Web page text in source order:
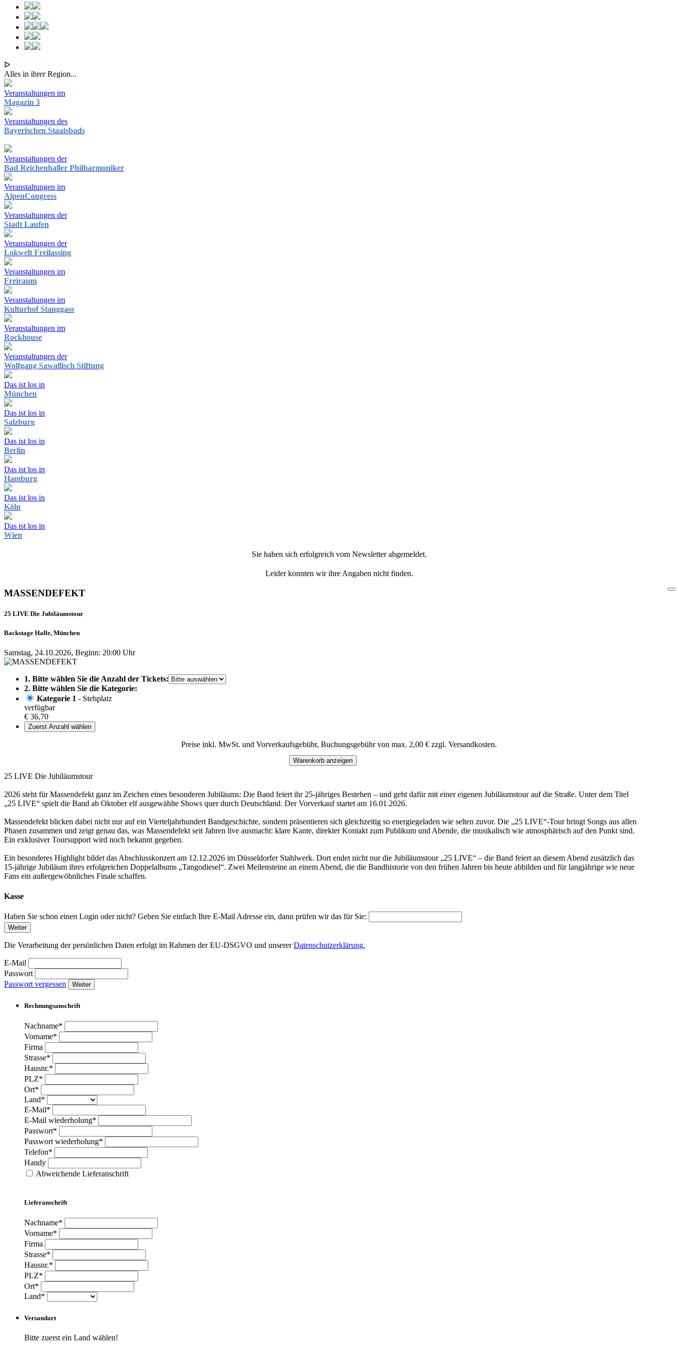
ᐅ
Alles in ihrer Region...
Veranstaltungen im
Magazin 3
Veranstaltungen des
Bayerischen Staatsbads
Veranstaltungen der
Bad Reichenhaller Philharmoniker
Veranstaltungen im
AlpenCongress
Veranstaltungen der
Stadt Laufen
Veranstaltungen der
Lokwelt Freilassing
Veranstaltungen im
Freiraum
Veranstaltungen im
Kulturhof Stanggass
Veranstaltungen im
Rockhouse
Veranstaltungen der
Wolfgang Sawallisch Stiftung
Das ist los in
München
Das ist los in
Salzburg
Das ist los in
Berlin
Das ist los in
Hamburg
Das ist los in
Köln
Das ist los in
Wien
Sie haben sich erfolgreich vom Newsletter abgemeldet.
Leider konnten wir ihre Angaben nicht finden.
MASSENDEFEKT
25 LIVE Die Jubiläumstour
Backstage Halle, München
Samstag, 24.10.2026, Beginn: 20:00 Uhr
1. Bitte wählen Sie die Anzahl der Tickets:
2. Bitte wählen Sie die Kategorie:
Kategorie 1 - Stehplatz
verfügbar
€ 36,70
Zuerst Anzahl wählen
Preise inkl. MwSt. und Vorverkaufsgebühr, Buchungsgebühr von max. 2,00 € zzgl. Versandkosten.
Warenkorb anzeigen
25 LIVE Die Jubiläumstour
2026 steht für Massendefekt ganz im Zeichen eines besonderen Jubiläums: Die Band feiert ihr 25-jähriges Bestehen – und geht dafür mit einer eigenen Jubiläumstour auf die Straße. Unter dem Titel
„25 LIVE“ spielt die Band ab Oktober elf ausgewählte Shows quer durch Deutschland. Der Vorverkauf startet am 16.01.2026.
Massendefekt blicken dabei nicht nur auf ein Vierteljahrhundert Bandgeschichte, sondern präsentieren sich gleichzeitig so energiegeladen wie selten zuvor. Die „25 LIVE“-Tour bringt Songs aus allen
Phasen zusammen und zeigt genau das, was Massendefekt seit Jahren live ausmacht: klare Kante, direkter Kontakt zum Publikum und Abende, die musikalisch wie atmosphärisch auf den Punkt sind.
Ein exklusiver Toursupport wird noch bekannt gegeben.
Ein besonderes Highlight bildet das Abschlusskonzert am 12.12.2026 im Düsseldorfer Stahlwerk. Dort endet nicht nur die Jubiläumstour „25 LIVE“ – die Band feiert an diesem Abend zusätzlich das
15-jährige Jubiläum ihres erfolgreichen Doppelalbums „Tangodiesel“. Zwei Meilensteine an einem Abend, die die Bandhistorie von den frühen Jahren bis heute abbilden und für langjährige wie neue
Fans ein außergewöhnliches Finale schaffen.
Kasse
Haben Sie schon einen Login oder nicht? Geben Sie einfach Ihre E-Mail Adresse ein, dann prüfen wir das für Sie:
Weiter
Die Verarbeitung der persönlichen Daten erfolgt im Rahmen der EU-DSGVO und unsererDatenschutzerklärung.
E-Mail
Passwort
Passwort vergessen
Weiter
Rechnungsanschrift
Nachname*
Vorname*
Firma
Strasse*
Hausnr.*
PLZ*
Ort*
Land*
E-Mail*
E-Mail wiederholung*
Passwort*
Passwort wiederholung*
Telefon*
Handy
Abweichende Lieferanschrift
Lieferanschrift
Nachname*
Vorname*
Firma
Strasse*
Hausnr.*
PLZ*
Ort*
Land*
Versandart
Bitte zuerst ein Land wählen!